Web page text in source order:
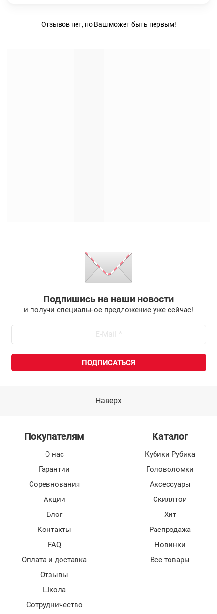
Отзывов нет, но Ваш может быть первым!
Подпишись на наши новости
и получи специальное предложение уже сейчас!
Наверх
Покупателям
О нас
Гарантии
Соревнования
Акции
Блог
Контакты
FAQ
Оплата и доставка
Отзывы
Школа
Сотрудничество
Каталог
Кубики Рубика
Головоломки
Аксессуары
Скиллтои
Хит
Распродажа
Новинки
Все товары